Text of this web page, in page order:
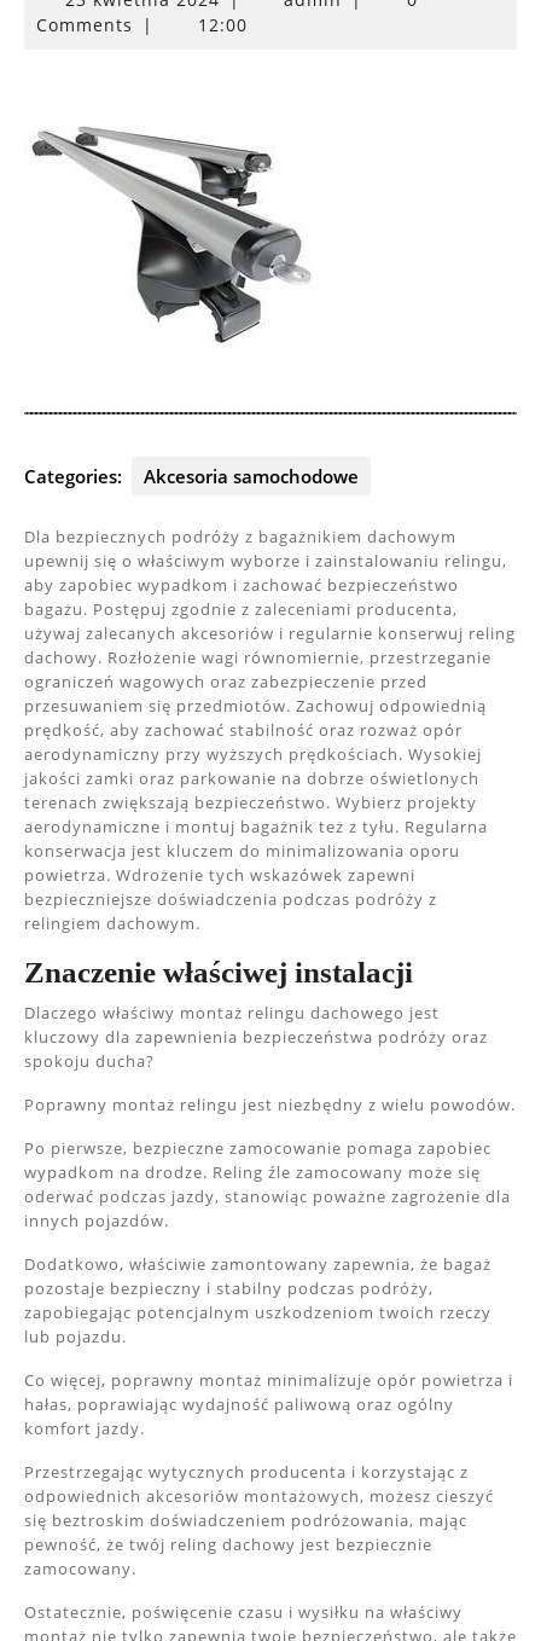
kwietnia
Comments
| 12:00
Categories: Akcesoria samochodowe
Dla bezpiecznych podróży z bagażnikiem dachowym
upewnij się o właściwym wyborze i zainstalowaniu relingu,
aby zapobiec wypadkom i zachować bezpieczeństwo
bagażu. Postępuj zgodnie z zaleceniami producenta,
używaj zalecanych akcesoriów i regularnie konserwuj reling
dachowy. Rozłożenie wagi równomiernie, przestrzeganie
ograniczeń wagowych oraz zabezpieczenie przed
przesuwaniem się przedmiotów. Zachowuj odpowiednią
prędkość, aby zachować stabilność oraz rozważ opór
aerodynamiczny przy wyższych prędkościach. Wysokiej
jakości zamki oraz parkowanie na dobrze oświetlonych
terenach zwiększają bezpieczeństwo. Wybierz projekty
aerodynamiczne i montuj bagażnik też z tyłu. Regularna
konserwacja jest kluczem do minimalizowania oporu
powietrza. Wdrożenie tych wskazówek zapewni
bezpieczniejsze doświadczenia podczas podróży z
relingiem dachowym.
Znaczenie właściwej instalacji
Dlaczego właściwy montaż relingu dachowego jest
kluczowy dla zapewnienia bezpieczeństwa podróży oraz
spokoju ducha?
Poprawny montaż relingu jest niezbędny z wielu powodów.
Po pierwsze, bezpieczne zamocowanie pomaga zapobiec
wypadkom na drodze. Reling źle zamocowany może się
oderwać podczas jazdy, stanowiąc poważne zagrożenie dla
innych pojazdów.
Dodatkowo, właściwie zamontowany zapewnia, że bagaż
pozostaje bezpieczny i stabilny podczas podróży,
zapobiegając potencjalnym uszkodzeniom twoich rzeczy
lub pojazdu.
Co więcej, poprawny montaż minimalizuje opór powietrza i
hałas, poprawiając wydajność paliwową oraz ogólny
komfort jazdy.
Przestrzegając wytycznych producenta i korzystając z
odpowiednich akcesoriów montażowych, możesz cieszyć
się beztroskim doświadczeniem podróżowania, mając
pewność, że twój reling dachowy jest bezpiecznie
zamocowany.
Ostatecznie, poświęcenie czasu i wysiłku na właściwy
montaż nie tylko zapewnia twoje bezpieczeństwo, ale także